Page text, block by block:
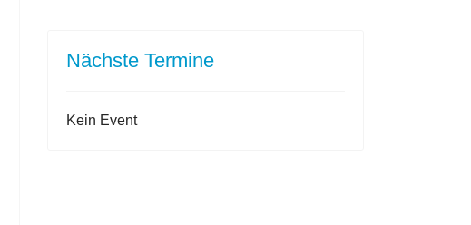
Nächste Termine
Kein Event